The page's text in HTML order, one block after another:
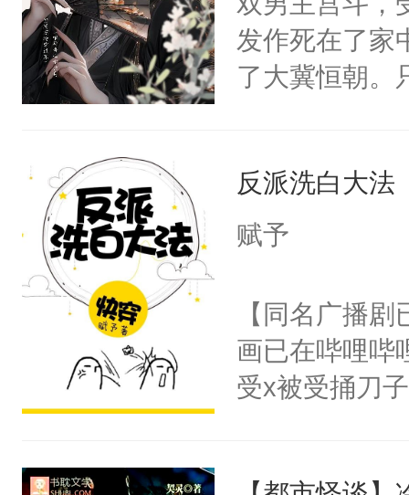
发作死在了家
了大冀恒朝。
惜被人暗害，
绝。主神知晓
朝，一个从
为三种性别。
构与男子相同
了一颗红色的
人，最终坐上
反派洗白大法
赋予
【同名广播
画已在哔哩哔
受x被受捅刀